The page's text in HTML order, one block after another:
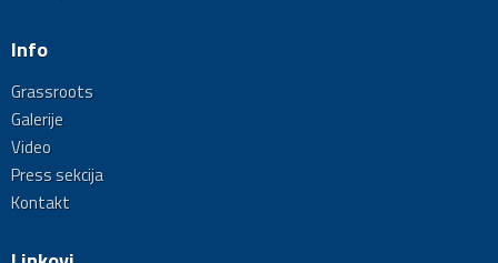
Info
Grassroots
Galerije
Video
Press sekcija
Kontakt